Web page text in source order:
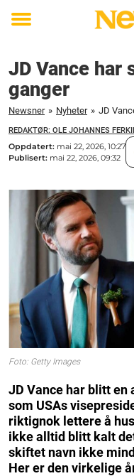
Toggle
JD Vance har
ganger
Newsner » Nyheter » JD
REDAKTØR: OLE JOHANNES
Oppdatert: mai 22, 2026, 10:27
Publisert: mai 22, 2026, 09:32
Foto: Getty Images
JD Vance har blitt en
som USAs
riktignok lettere å
ikke alltid blitt kalt
skiftet navn ikke
Her er den virkelige